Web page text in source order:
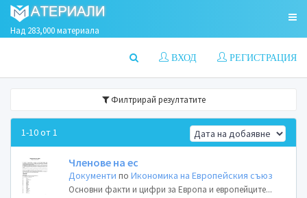
Над 283,000 материала
РЕГИСТРАЦИЯ
ВХОД
Филтрирай резултатите
1-10 от 1
Членове на ес
Документи поИкономика на Европейския съюз
Основни факти и цифри за Европа и европейците...